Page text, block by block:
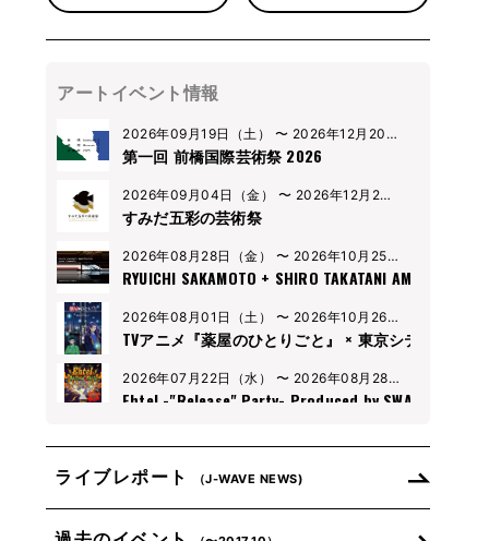
アートイベント情報
2026年09月19日（土） 〜 2026年12月20
日（土）
第一回 前橋国際芸術祭 2026
2026年09月04日（金） 〜 2026年12月20
日（金）
すみだ五彩の芸術祭
2026年08月28日（金） 〜 2026年10月25日
（金）
RYUICHI SAKAMOTO + SHIRO TAKATANI AMBIENT
2026年08月01日（土） 〜 2026年10月26日
（土）
2026年07月22日（水） 〜 2026年08月28日
（水）
Ehtel -"Release" Party- Produced by SWAG
日（木）
ライブレポート （J-WAVE NEWS)